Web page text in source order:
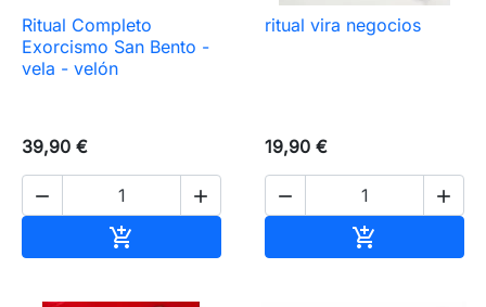
Ritual Completo
Exorcismo San Bento -
vela - velón
39,90 €
 

ritual vira negocios
19,90 €
 
